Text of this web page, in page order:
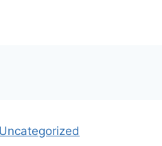
Uncategorized